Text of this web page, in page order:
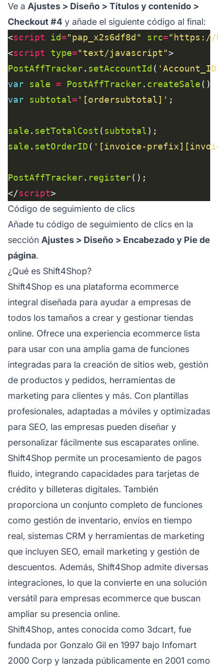
Ve a Ajustes > Diseño > Títulos y contenido >
Checkout #4 y añade el siguiente código al final:
<script id="pap_x2s6df8d" src="https://
<script type="text/javascript"
PostAffTracker. setAccountId(
var sale = PostAffTracker. createSale
var subtotal= '[ordersubtotal]'
sale . setTotalCost (subtotal
sale . setOrderID( '[invoice-
PostAffTracker. register
</script
Código de seguimiento de clics
Añade tu código de seguimiento de clics en la
sección Ajustes > Diseño > Encabezado y Pie de
página.
¿Qué es Shift4Shop?
Shift4Shop es una plataforma ecommerce
integral diseñada para ayudar a empresas de
todos los tamaños a crear y gestionar tiendas
online. Ofrece una experiencia ecommerce lista
para usar con una amplia gama de funciones
integradas para la creación de sitios web, gestión
de productos y pedidos, herramientas de
marketing para clientes y más. Con plantillas
profesionales, adaptadas a móviles y optimizadas
para SEO, las empresas pueden diseñar y
personalizar fácilmente sus escaparates online.
Shift4Shop permite un procesamiento de pagos
fluido, integrando capacidades para tarjetas de
crédito y billeteras digitales. También
proporciona un conjunto completo de funciones
como gestión de inventario, envíos en tiempo
real, sistemas CRM y herramientas de marketing
que incluyen SEO, email marketing y gestión de
descuentos. Además, Shift4Shop admite diversas
integraciones, lo que la convierte en una solución
versátil para empresas ecommerce que buscan
ampliar su presencia online.
Shift4Shop, antes conocida como 3dcart, fue
fundada por Gonzalo Gil en 1997 bajo Infomart
2000 Corp y lanzada públicamente en 2001 como